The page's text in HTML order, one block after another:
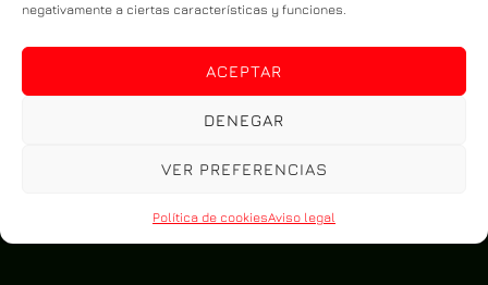
negativamente a ciertas características y funciones.
ACEPTAR
DENEGAR
VER PREFERENCIAS
Política de cookiesAviso legal